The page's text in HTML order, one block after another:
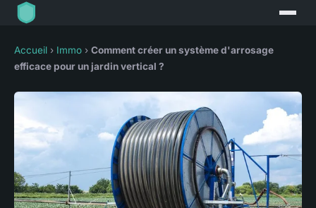
Accueil › Immo › Comment créer un système d'arrosage
efficace pour un jardin vertical ?